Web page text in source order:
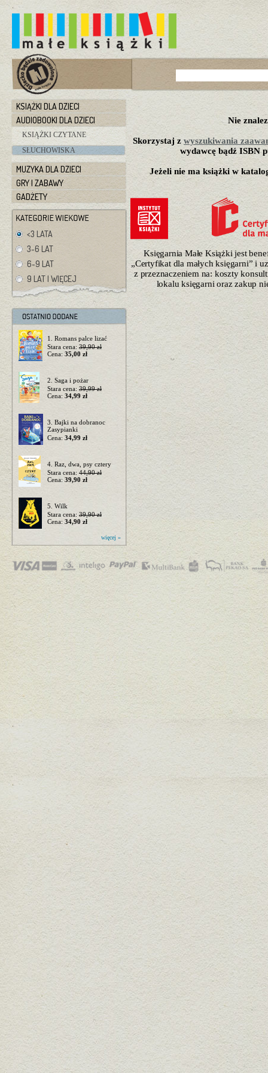
KSIĄŻKI DLA DZIECI
AUDIOBOOKI DLA DZIECI
KSIĄŻKI CZYTANE
SŁUCHOWISKA
MUZYKA DLA DZIECI
GRY I ZABAWY
GADŻETY
<3 LATA
3-6 LAT
6-9 LAT
9 LAT I WIĘCEJ
1. Romans palce lizać
Stara cena: 39,90 zł
Cena: 35,00 zł
2. Saga i pożar
Stara cena: 39,99 zł
Cena: 34,99 zł
3. Bajki na dobranoc
Zasypianki
Cena: 34,99 zł
4. Raz, dwa, psy cztery
Stara cena: 44,90 zł
Cena: 39,90 zł
5. Wilk
Stara cena: 39,90 zł
Cena: 34,90 zł
więcej »
Nie
Skorzystaj z wyszukiwania
wydawcę bądź ISBN
Jeżeli nie ma książki w
Księgarnia Małe Książki jest
„Certyfikat dla małych księgarni” i
z przeznaczeniem na: koszty
lokalu księgarni oraz zakup